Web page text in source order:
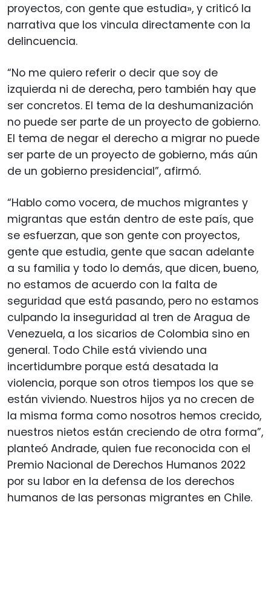
proyectos, con gente que estudia», y criticó la
narrativa que los vincula directamente con la
delincuencia.
“No me quiero referir o decir que soy de
izquierda ni de derecha, pero también hay que
ser concretos. El tema de la deshumanización
no puede ser parte de un proyecto de gobierno.
El tema de negar el derecho a migrar no puede
ser parte de un proyecto de gobierno, más aún
de un gobierno presidencial”, afirmó.
“Hablo como vocera, de muchos migrantes y
migrantas que están dentro de este país, que
se esfuerzan, que son gente con proyectos,
gente que estudia, gente que sacan adelante
a su familia y todo lo demás, que dicen, bueno,
no estamos de acuerdo con la falta de
seguridad que está pasando, pero no estamos
culpando la inseguridad al tren de Aragua de
Venezuela, a los sicarios de Colombia sino en
general. Todo Chile está viviendo una
incertidumbre porque está desatada la
violencia, porque son otros tiempos los que se
están viviendo. Nuestros hijos ya no crecen de
la misma forma como nosotros hemos crecido,
nuestros nietos están creciendo de otra forma”,
planteó Andrade, quien fue reconocida con el
Premio Nacional de Derechos Humanos 2022
por su labor en la defensa de los derechos
humanos de las personas migrantes en Chile.